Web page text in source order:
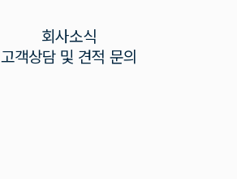
회사소식
고객상담 및 견적 문의